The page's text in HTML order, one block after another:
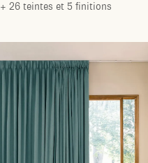
+ 26 teintes et 5 finitions